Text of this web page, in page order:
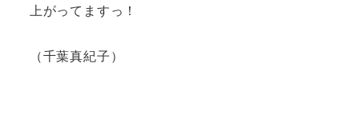
上がってますっ！
（千葉真紀子）